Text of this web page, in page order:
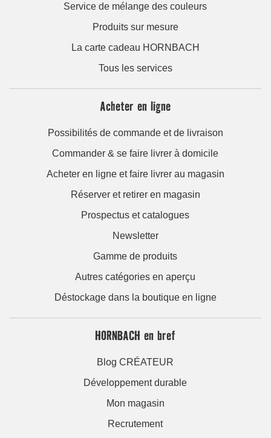
Service de mélange des couleurs
Produits sur mesure
La carte cadeau HORNBACH
Tous les services
Acheter en ligne
Possibilités de commande et de livraison
Commander & se faire livrer à domicile
Acheter en ligne et faire livrer au magasin
Réserver et retirer en magasin
Prospectus et catalogues
Newsletter
Gamme de produits
Autres catégories en aperçu
Déstockage dans la boutique en ligne
HORNBACH en bref
Blog CRÉATEUR
Développement durable
Mon magasin
Recrutement